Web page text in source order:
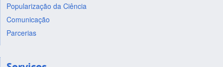
Popularização da Ciência
Comunicação
Parcerias